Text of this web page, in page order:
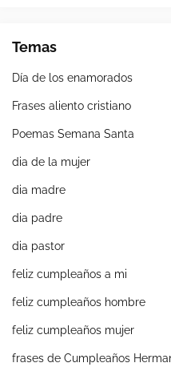
Temas
Día de los enamorados
Frases aliento cristiano
Poemas Semana Santa
dia de la mujer
dia madre
dia padre
dia pastor
feliz cumpleaños a mi
feliz cumpleaños hombre
feliz cumpleaños mujer
frases de Cumpleaños